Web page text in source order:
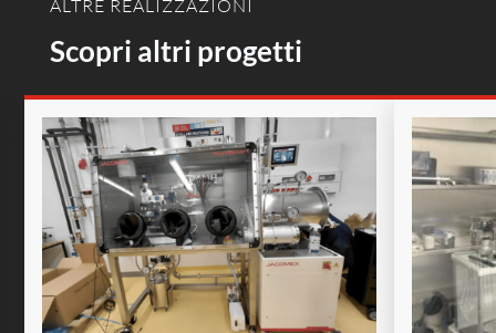
ALTRE REALIZZAZIONI
Scopri altri progetti